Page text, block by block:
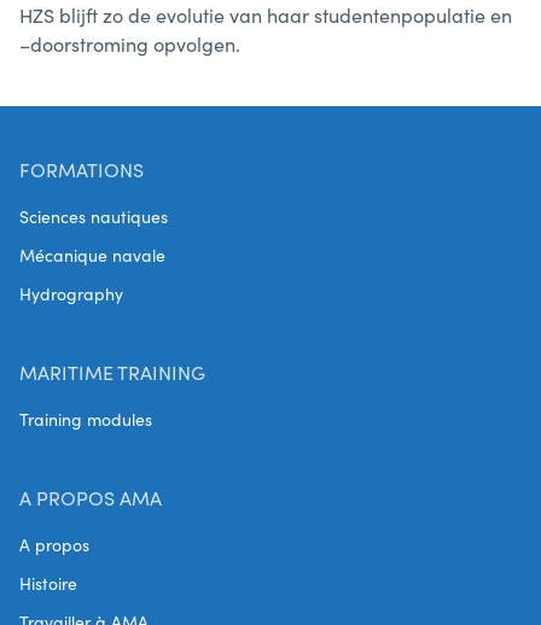
HZS blijft zo de evolutie van haar studentenpopulatie en
–doorstroming opvolgen.
FORMATIONS
Sciences nautiques
Mécanique navale
Hydrography
MARITIME TRAINING
Training modules
A PROPOS AMA
A propos
Histoire